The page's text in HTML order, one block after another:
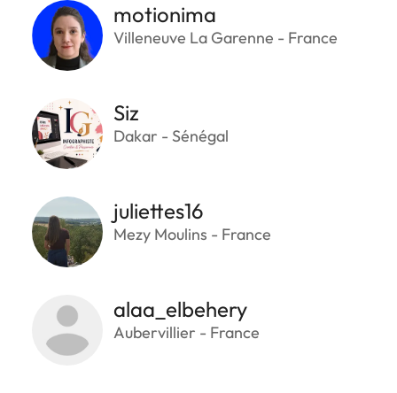
motionima
Villeneuve La Garenne - France
Siz
Dakar - Sénégal
juliettes16
Mezy Moulins - France
alaa_elbehery
Aubervillier - France